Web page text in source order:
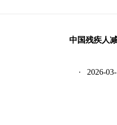
中国残疾人
· 2026-